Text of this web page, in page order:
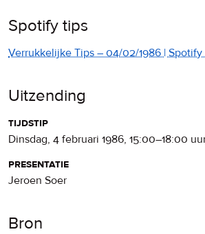
Spotify tips
Verrukkelijke Tips – 04/02/1986 |
Uitzending
tijdstip
dinsdag, 4 februari 1986, 15:00–18:00
presentatie
Jeroen Soer
Bron